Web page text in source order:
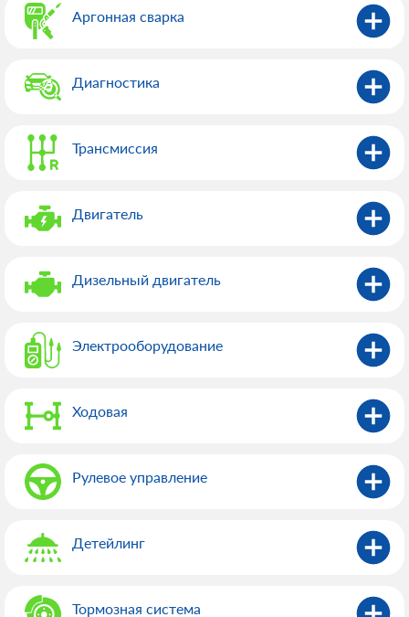
Аргонная сварка
Диагностика
Трансмиссия
Двигатель
Дизельный двигатель
Электрооборудованиe
Ходовая
Рулевое управление
Детейлинг
Тормозная система